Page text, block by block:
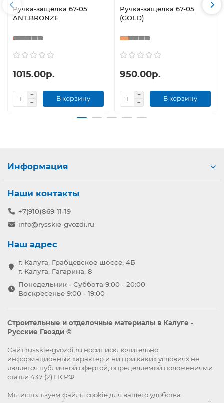
Ручка-защелка 67-05
ANT.BRONZE
1015.00р.
В корзину
Ручка-защелка 67-05
(GOLD)
950.00р.
В корзину
Информация
Наши контакты
+7(910)869-11-19
info@rysskie-gvozdi.ru
Наш адрес
г. Калуга, Грабцевское шоссе, 4Б
г. Калуга, Гагарина, 8
Понедельник - Суббота 9:00 - 20:00
Воскресенье 9:00 - 19:00
Строительные и отделочные материалы в Калуге -
Русские Гвозди ©
Сайт russkie-gvozdi.ru носит исключительно
информационный характер и ни при каких условиях не
является публичной офертой, определяемой положениями
статьи 437 (2) ГК РФ
Мы используем файлы cookie для вашего удобства